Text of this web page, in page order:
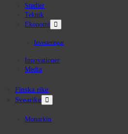
Studier
Teknik
Ekonomi open
menu
Investeringar
Innovationer
Media
Finska rike
Svearike
open
menu
Monarkin